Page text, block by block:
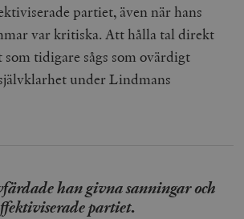
partiet, även när hans
var kritiska. Att hålla tal direkt
tidigare sågs som ovärdigt
under Lindmans
han givna sanningar och
partiet.